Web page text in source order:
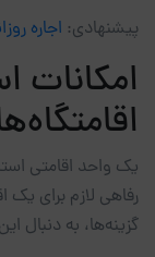
پیشنهادی: اجاره
امکانات
یک واحد اقامتی
رفاهی لازم برای
گزینه‌ها، به دنبال